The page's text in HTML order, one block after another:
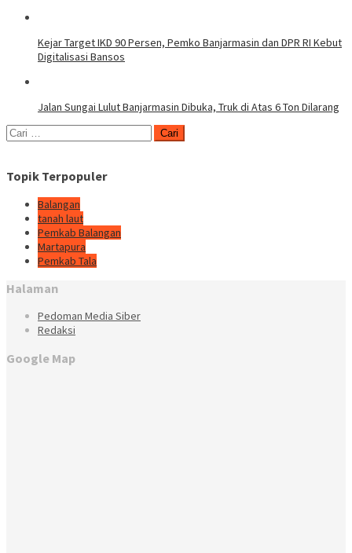
Kejar Target IKD 90 Persen, Pemko Banjarmasin dan DPR RI Kebut
Digitalisasi Bansos
Jalan Sungai Lulut Banjarmasin Dibuka, Truk di Atas 6 Ton Dilarang
Cari
untuk:
Topik Terpopuler
Balangan
tanah laut
Pemkab Balangan
Martapura
Pemkab Tala
Halaman
Pedoman Media Siber
Redaksi
Google Map